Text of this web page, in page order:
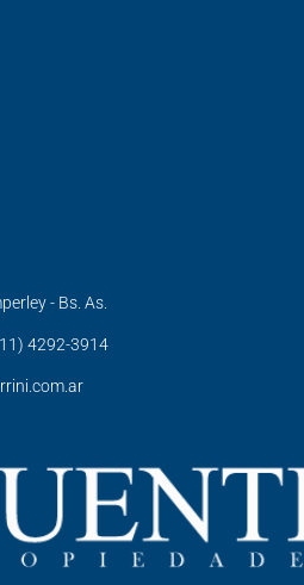
- Bs. As.
4292-3914